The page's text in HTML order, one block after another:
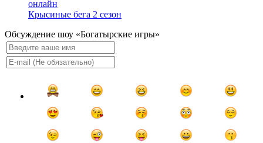
Крысиные бега 2 сезон
Обсуждение шоу «Богатырские игры»